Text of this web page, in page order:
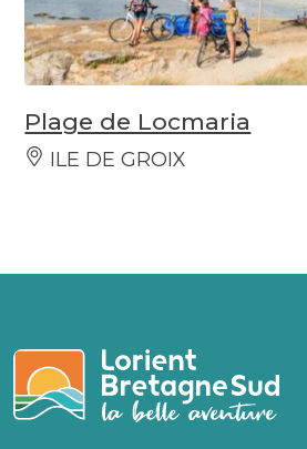
Plage de Locmaria
ILE DE GROIX